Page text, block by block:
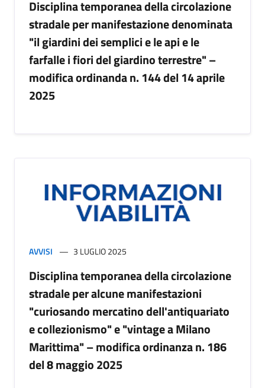
Disciplina temporanea della circolazione
stradale per manifestazione denominata
"il giardini dei semplici e le api e le
farfalle i fiori del giardino terrestre" –
modifica ordinanda n. 144 del 14 aprile
2025
AVVISI 3 LUGLIO 2025
Disciplina temporanea della circolazione
stradale per alcune manifestazioni
"curiosando mercatino dell'antiquariato
e collezionismo" e "vintage a Milano
Marittima" – modifica ordinanza n. 186
del 8 maggio 2025